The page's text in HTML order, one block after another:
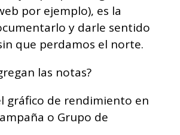
por ejemplo), es la
y darle sentido
que perdamos el norte.
las notas?
gráfico de rendimiento en
o Grupo de